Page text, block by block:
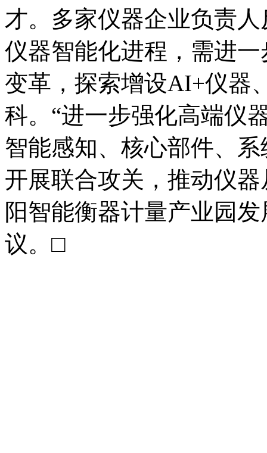
才。多家仪器企业负责
仪器智能化进程，需进
变革，探索增设AI+仪器
科。“进一步强化高端仪
智能感知、核心部件、
开展联合攻关，推动仪
阳智能衡器计量产业园
议。□